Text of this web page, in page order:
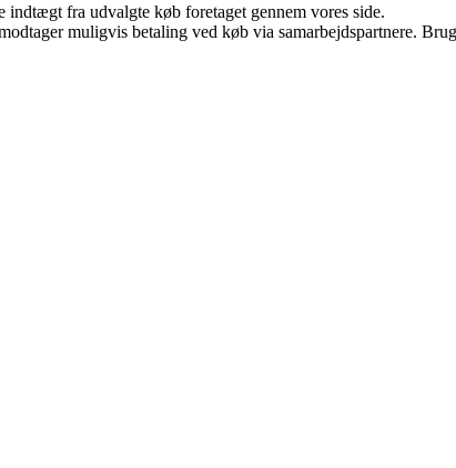
fra udvalgte køb foretaget gennem vores side.
muligvis betaling ved køb via samarbejdspartnere.